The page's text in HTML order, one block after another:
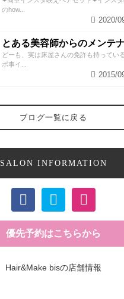
のhow...
2020/
どーも、実は床屋さんの免許も持ってい
ポ事イ...
2015/
ブログ一覧に戻る
SALON INFORMATION
優先予約はこちらから
Hair&Make bisの店舗情報